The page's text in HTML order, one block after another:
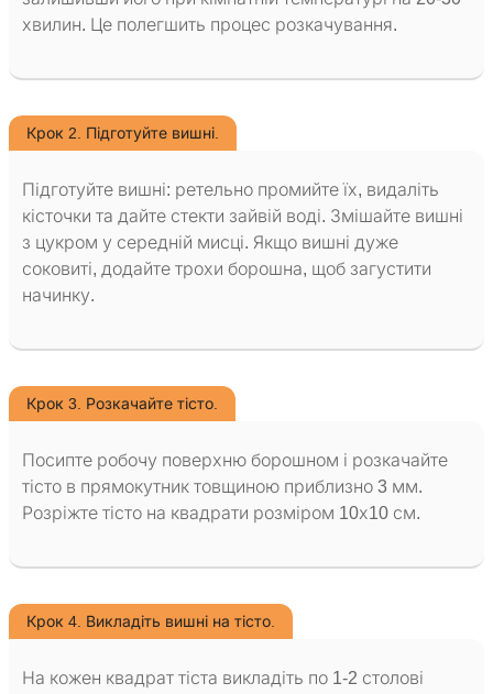
хвилин. Це полегшить процес розкачування.
Крок 2. Підготуйте вишні.
Підготуйте вишні: ретельно промийте їх, видаліть
кісточки та дайте стекти зайвій воді. Змішайте вишні
з цукром у середній мисці. Якщо вишні дуже
соковиті, додайте трохи борошна, щоб загустити
начинку.
Крок 3. Розкачайте тісто.
Посипте робочу поверхню борошном і розкачайте
тісто в прямокутник товщиною приблизно 3 мм.
Розріжте тісто на квадрати розміром 10х10 см.
Крок 4. Викладіть вишні на тісто.
На кожен квадрат тіста викладіть по 1-2 столові